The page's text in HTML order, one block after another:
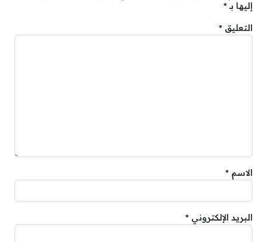
إليها بـ*
التعليق *
الاسم *
البريد الإلكتروني *